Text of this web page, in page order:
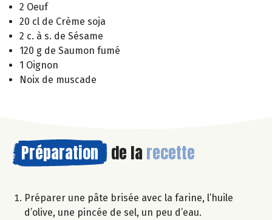
2 Oeuf
20 cl de Crème soja
2 c. à s. de Sésame
120 g de Saumon fumé
1 Oignon
Noix de muscade
Préparation de la recette
Préparer une pâte brisée avec la farine, l’huile
d’olive, une pincée de sel, un peu d’eau.